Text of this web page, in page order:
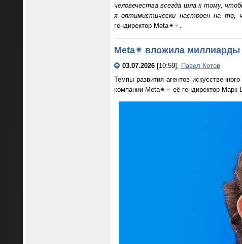
человечества всегда шла к тому,
я оптимистически настроен на то,
гендиректор Meta✴✴ .
Meta✴ вложила миллиарды
03.07.2026[10:59],
Павел Котов
Темпы развития агентов
компании Meta✴✴ её гендиректор Марк